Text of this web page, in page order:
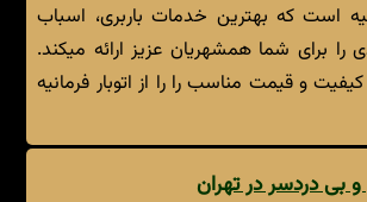
است که بهترین خدمات باربری، اسباب
برای شما همشهریان عزیز ارائه میکند.
و قیمت مناسب را را از اتوبار فرمانیه
بی دردسر در تهران